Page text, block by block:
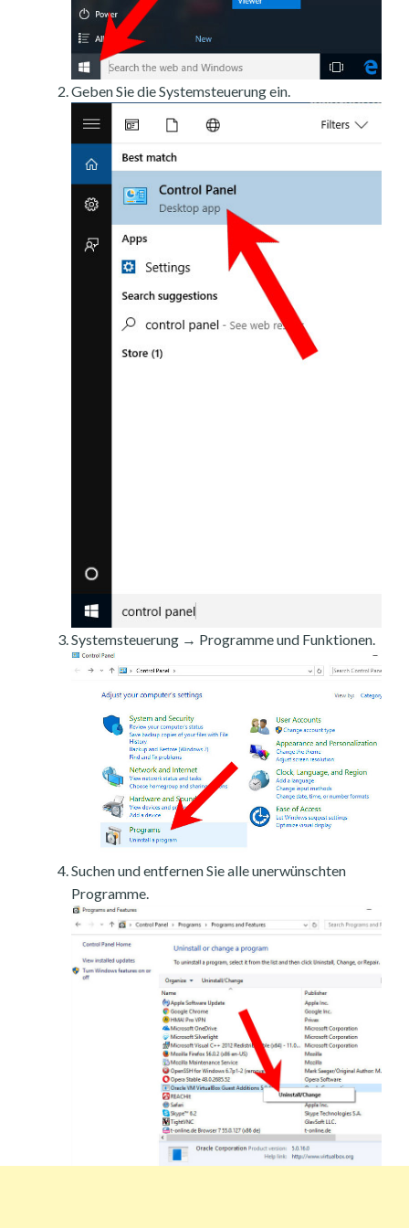
Geben Sie die Systemsteuerung ein.
Systemsteuerung → Programme und Funktionen.
Suchen und entfernen Sie alle unerwünschten
Programme.